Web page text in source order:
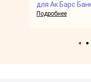
для Ак Барс
Подробнее